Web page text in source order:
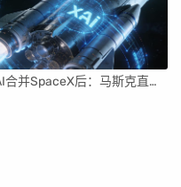
xAI合并SpaceX后：马斯克直接介入，团队压力激增